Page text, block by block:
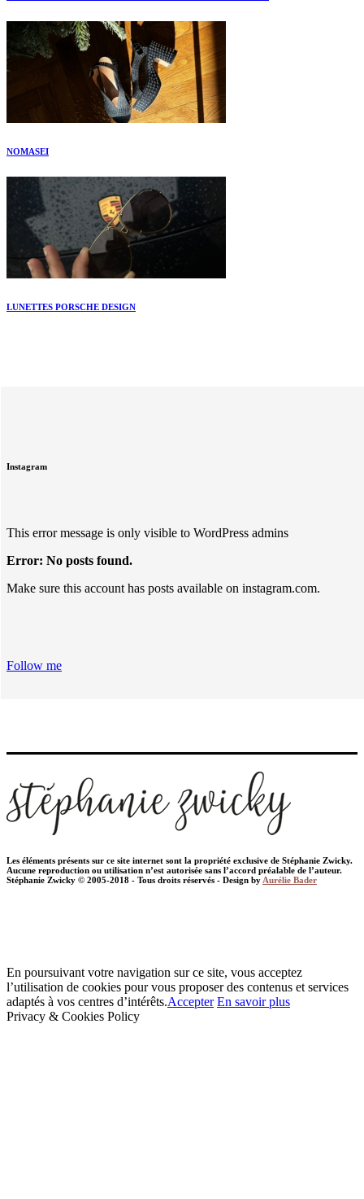
NOMASEI
LUNETTES PORSCHE DESIGN
Instagram
This error message is only visible to WordPress admins
Error: No posts found.
Make sure this account has posts available on instagram.com.
Follow me
Les éléments présents sur ce site internet sont la propriété exclusive de Stéphanie Zwicky.
Aucune reproduction ou utilisation n’est autorisée sans l’accord préalable de l’auteur.
Stéphanie Zwicky © 2005-2018 - Tous droits réservés - Design by Aurélie Bader
En poursuivant votre navigation sur ce site, vous acceptez
l’utilisation de cookies pour vous proposer des contenus et services
adaptés à vos centres d’intérêts.Accepter En savoir plus
Privacy & Cookies Policy